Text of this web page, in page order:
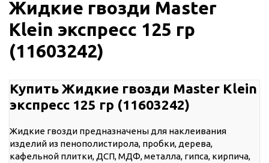
Жидкие гвозди Master
Klein экспресс 125 гр
(11603242)
Купить Жидкие гвозди Master Klein
экспресс 125 гр (11603242)
Жидкие гвозди предназначены для наклеивания
изделий из пенополистирола, пробки, дерева,
кафельной плитки, ДСП, МДФ, металла, гипса, кирпича,